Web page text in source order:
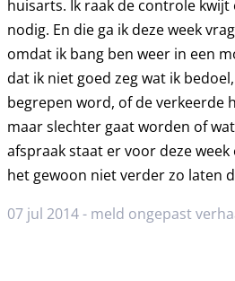
huisarts. Ik raak de controle
nodig. En die ga ik deze week
omdat ik bang ben weer in een
dat ik niet goed zeg wat ik
begrepen word, of de verkeerde
maar slechter gaat worden of
afspraak staat er voor deze week
het gewoon niet verder zo laten
07 jul 2014 - meld ongepast